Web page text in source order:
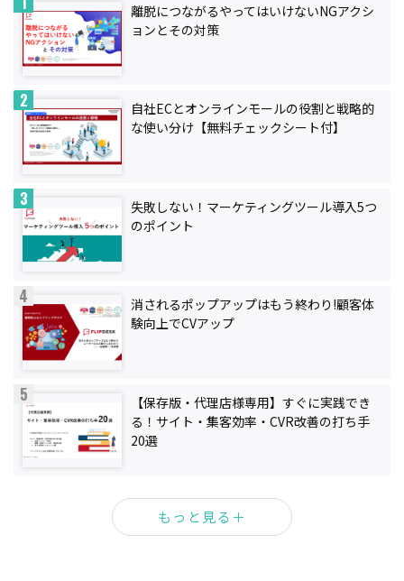
離脱につながるやってはいけないNGアクシ
ョンとその対策
自社ECとオンラインモールの役割と戦略的
な使い分け【無料チェックシート付】
失敗しない！マーケティングツール導入5つ
のポイント
消されるポップアップはもう終わり!顧客体
験向上でCVアップ
【保存版・代理店様専用】すぐに実践でき
る！サイト・集客効率・CVR改善の打ち手
20選
コストを最小化し、効果を最大化する補助
金活用IT戦略
もっと見る＋